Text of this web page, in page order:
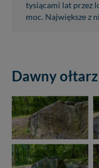
tysiącami lat przez
moc. Największe z
Dawny